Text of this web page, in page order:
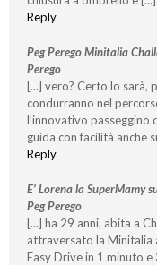
Reply
Peg Perego Minitalia
Perego
[...] vero? Certo lo sarà,
condurranno nel
l’innovativo passeggino
guida con facilità anche
Reply
E’ Lorena la SuperMamy
Peg Perego
[...] ha 29 anni, abita a
attraversato la Minitalia
Easy Drive in 1 minuto e